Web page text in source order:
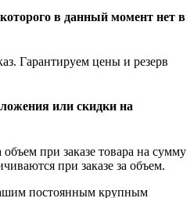
в данный момент нет в
Гарантируем цены и резерв
или скидки на
при заказе товара на сумму
при заказе за объем.
постоянным крупным